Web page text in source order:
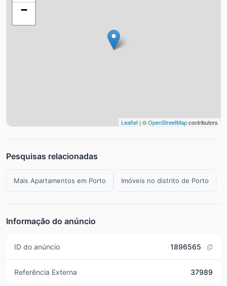
−
Leaflet | ©OpenStreetMapcontributors
Pesquisas relacionadas
Mais Apartamentos em Porto Imóveis no distrito de Porto
Informação do anúncio
ID do anúncio 1896565
Referência Externa 37989